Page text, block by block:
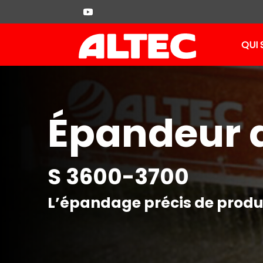
QUI
Épandeur
S 3600-3700
L’épandage précis de